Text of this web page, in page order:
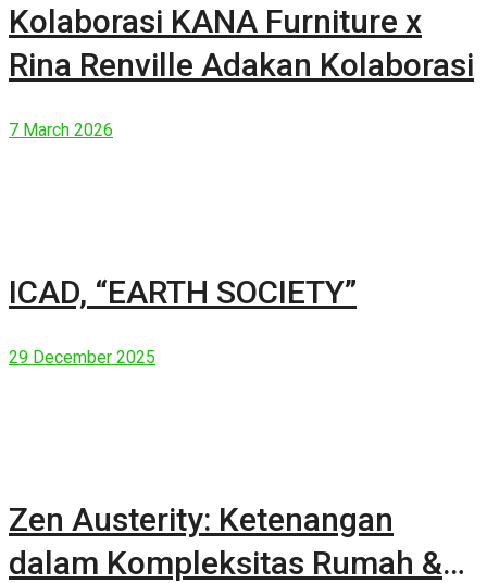
Kolaborasi KANA Furniture x
Rina Renville Adakan Kolaborasi
7 March 2026
ICAD, “EARTH SOCIETY”
29 December 2025
Zen Austerity: Ketenangan
dalam Kompleksitas Rumah &